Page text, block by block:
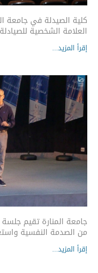
كلية الصيدلة في جامعة
العلامة الشخصية للصيادلة
إقرأ المزيد...
جامعة المنارة تقيم
من الصدمة النفسية
إقرأ المزيد...